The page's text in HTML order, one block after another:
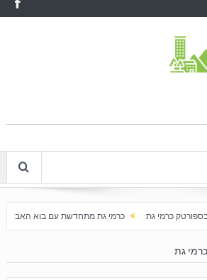
כרמי גת מתחדשת עם בוא האביב עלייה חדה במחירי
גת